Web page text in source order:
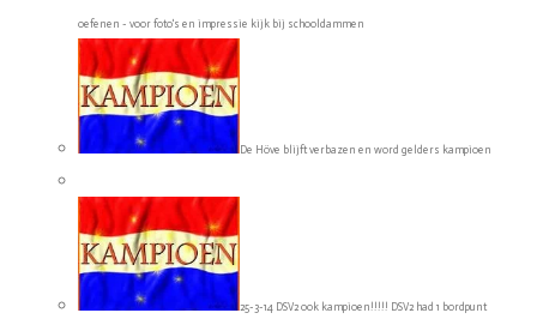
oefenen - voor foto's en impressie kijk bij schooldammen
De Höve blijft verbazen en word gelders kampioen
25-3-14 DSV2 ook kampioen!!!!! DSV2 had 1 bordpunt